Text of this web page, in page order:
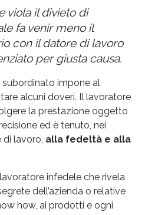
viola il divieto di
fa venir meno il
con il datore di lavoro
per giusta causa.
impone al
alcuni doveri. Il lavoratore
la prestazione oggetto
ed è tenuto, nei
lavoro, alla fedeltà e alla
infedele che rivela
dell’azienda o relative
how, ai prodotti e ogni